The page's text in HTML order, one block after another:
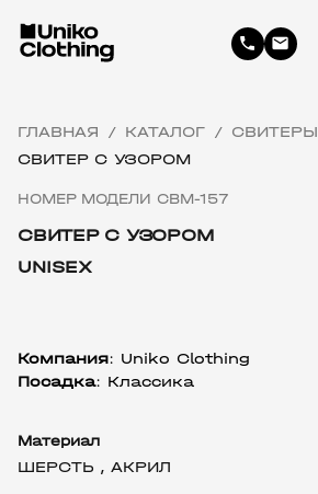
phone email
ГЛАВНАЯ / КАТАЛОГ / СВИТЕРЫ
СВИТЕР С УЗОРОМ
НОМЕР МОДЕЛИ СВМ-157
СВИТЕР С УЗОРОМ
UNISEX
Компания: Uniko Clothing
Посадка: Классика
Материал
ШЕРСТЬ , АКРИЛ